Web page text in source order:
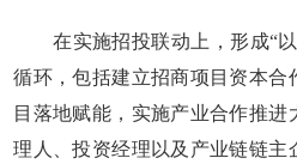
在实施招投联动上，形成“以
循环，包括建立招商项目资本合
目落地赋能，实施产业合作推
理人、投资经理以及产业链链主